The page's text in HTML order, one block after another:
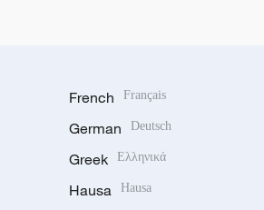
French Français
German Deutsch
Greek Ελληνικά
Hausa Hausa